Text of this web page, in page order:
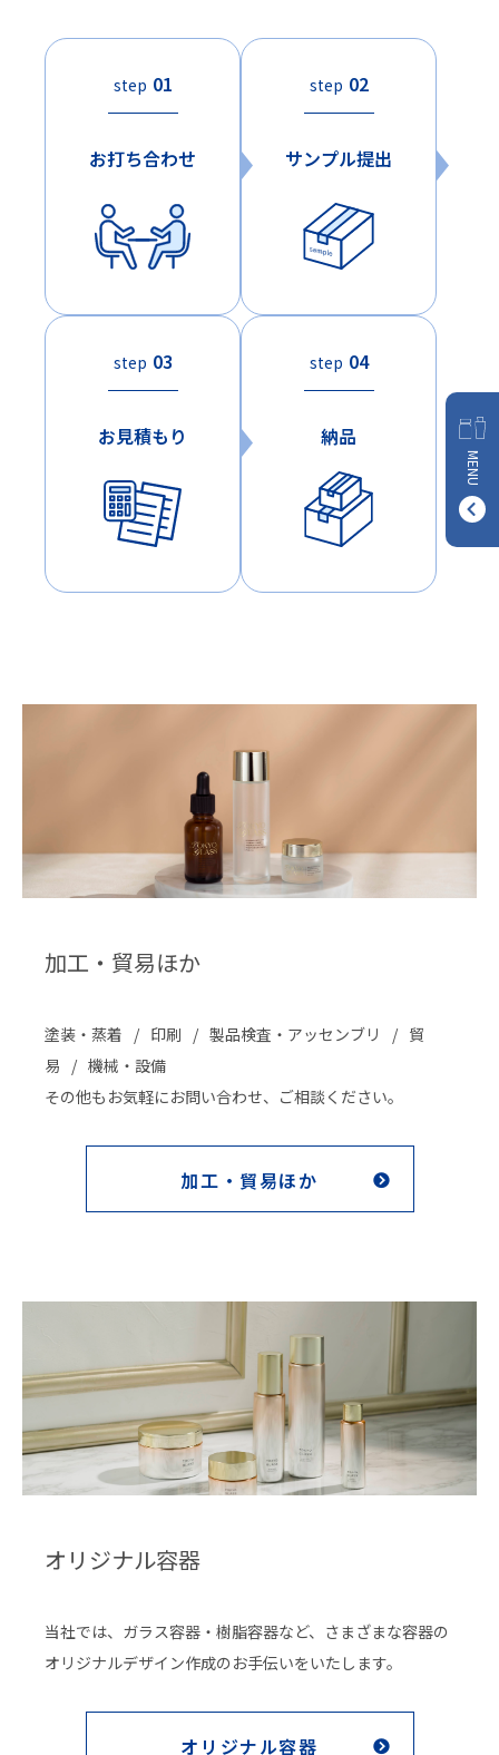
MENU
step 01
お打ち合わせ
step 02
サンプル提出
step 03
お見積もり
step 04
納品
加工・貿易ほか
塗装・蒸着 印刷 製品検査・アッセンブリ
貿
易
機械・設備
その他もお気軽にお問い合わせ、ご相談ください。
加工・貿易ほか
オリジナル容器
当社では、ガラス容器・樹脂容器など、さまざまな容器の
オリジナルデザイン作成のお手伝いをいたします。
オリジナル容器